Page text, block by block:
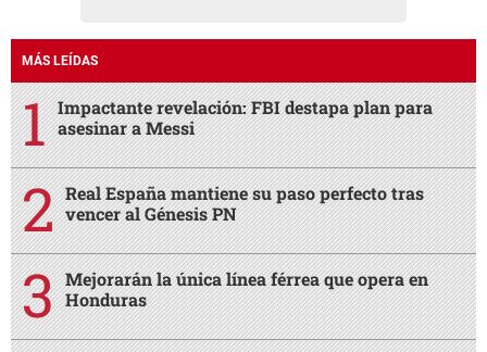
MÁS LEÍDAS
Impactante revelación: FBI destapa plan para
asesinar a Messi
Real España mantiene su paso perfecto tras
vencer al Génesis PN
Mejorarán la única línea férrea que opera en
Honduras